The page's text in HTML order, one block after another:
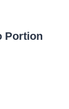
Portion